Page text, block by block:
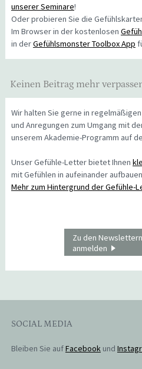
unserer Seminare!
Oder probieren Sie die
Im Browser in der kostenlosen
in derGefühlsmonster Toolbox App
Keinen Beitrag mehr
Wir halten Sie gerne in
und Anregungen zum Umgang mit
unserem Akademie-Programm auf
Unser Gefühle-Letter bietet Ihnen
mit Gefühlen in aufeinander
Mehr zum Hintergrund der Gefühle-
Zu den Newslettern
anmelden
SOCIAL MEDIA
Bleiben Sie aufFacebookund